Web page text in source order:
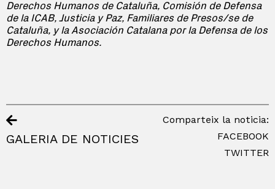
Derechos Humanos de Cataluña, Comisión de Defensa
de la ICAB, Justicia y Paz, Familiares de Presos/se de
Cataluña, y la Asociación Catalana por la Defensa de los
Derechos Humanos.
GALERIA DE NOTICIES
Comparteix la noticia:
FACEBOOK
TWITTER